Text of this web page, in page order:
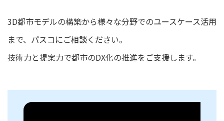
3D都市モデルの構築から様々な分野でのユースケース活用
まで、パスコにご相談ください。
技術力と提案力で都市のDX化の推進をご支援します。